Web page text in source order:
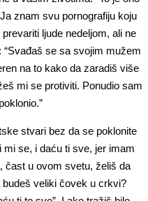
znam svu pornografiju koju
ljude nedeljom, ali ne
se sa svojim mužem
na to kako da zaradiš više
mi se protiviti. Ponudio sam
stvari bez da se poklonite
mi se, i daću ti sve, jer imam
čast u ovom svetu, želiš da
veliki čovek u crkvi?